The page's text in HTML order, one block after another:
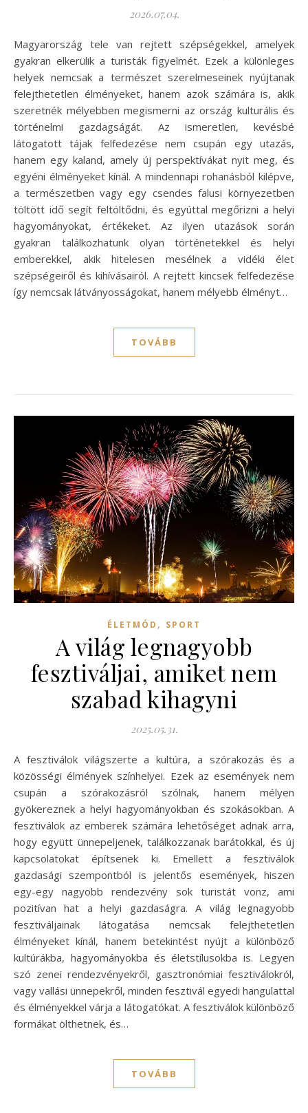
2026.07.04.
Magyarország tele van rejtett szépségekkel, amelyek
gyakran elkerülik a turisták figyelmét. Ezek a különleges
helyek nemcsak a természet szerelmeseinek nyújtanak
felejthetetlen élményeket, hanem azok számára is, akik
szeretnék mélyebben megismerni az ország kulturális és
történelmi gazdagságát. Az ismeretlen, kevésbé
látogatott tájak felfedezése nem csupán egy utazás,
hanem egy kaland, amely új perspektívákat nyit meg, és
egyéni élményeket kínál. A mindennapi rohanásból kilépve,
a természetben vagy egy csendes falusi környezetben
töltött idő segít feltöltődni, és egyúttal megőrizni a helyi
hagyományokat, értékeket. Az ilyen utazások során
gyakran találkozhatunk olyan történetekkel és helyi
emberekkel, akik hitelesen mesélnek a vidéki élet
szépségeiről és kihívásairól. A rejtett kincsek felfedezése
így nemcsak látványosságokat, hanem mélyebb élményt…
TOVÁBB
ÉLETMÓD , SPORT
A világ legnagyobb
fesztiváljai, amiket nem
szabad kihagyni
2025.05.31.
A fesztiválok világszerte a kultúra, a szórakozás és a
közösségi élmények színhelyei. Ezek az események nem
csupán a szórakozásról szólnak, hanem mélyen
gyökereznek a helyi hagyományokban és szokásokban. A
fesztiválok az emberek számára lehetőséget adnak arra,
hogy együtt ünnepeljenek, találkozzanak barátokkal, és új
kapcsolatokat építsenek ki. Emellett a fesztiválok
gazdasági szempontból is jelentős események, hiszen
egy-egy nagyobb rendezvény sok turistát vonz, ami
pozitívan hat a helyi gazdaságra. A világ legnagyobb
fesztiváljainak látogatása nemcsak felejthetetlen
élményeket kínál, hanem betekintést nyújt a különböző
kultúrákba, hagyományokba és életstílusokba is. Legyen
szó zenei rendezvényekről, gasztronómiai fesztiválokról,
vagy vallási ünnepekről, minden fesztivál egyedi hangulattal
és élményekkel várja a látogatókat. A fesztiválok különböző
formákat ölthetnek, és…
TOVÁBB